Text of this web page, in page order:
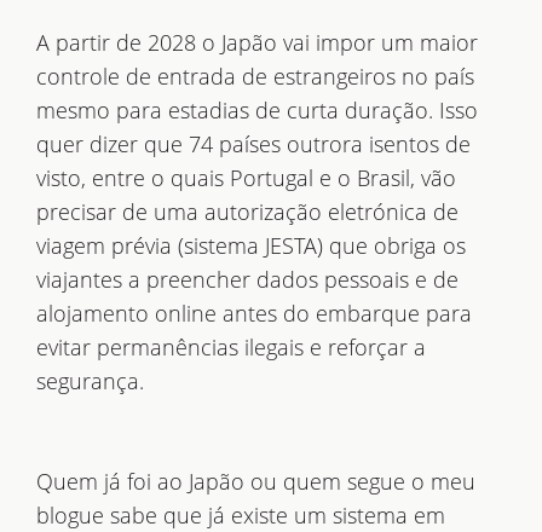
A partir de 2028 o Japão vai impor um maior
controle de entrada de estrangeiros no país
mesmo para estadias de curta duração. Isso
quer dizer que 74 países outrora isentos de
visto, entre o quais Portugal e o Brasil, vão
precisar de uma autorização eletrónica de
viagem prévia (sistema JESTA) que obriga os
viajantes a preencher dados pessoais e de
alojamento online antes do embarque para
evitar permanências ilegais e reforçar a
segurança.
Quem já foi ao Japão ou quem segue o meu
blogue sabe que já existe um sistema em